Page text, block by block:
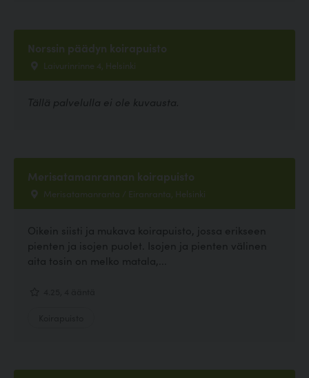
Norssin päädyn koirapuisto
Laivurinrinne 4, Helsinki
Tällä palvelulla ei ole kuvausta.
Merisatamanrannan koirapuisto
Merisatamanranta / Eiranranta, Helsinki
Oikein siisti ja mukava koirapuisto, jossa erikseen
pienten ja isojen puolet. Isojen ja pienten välinen
aita tosin on melko matala,...